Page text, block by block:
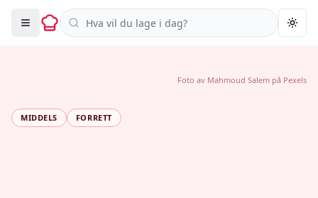
Søk i oppskrifter
MIDDELS FORRETT
Foto av Mahmoud Salem på Pexels